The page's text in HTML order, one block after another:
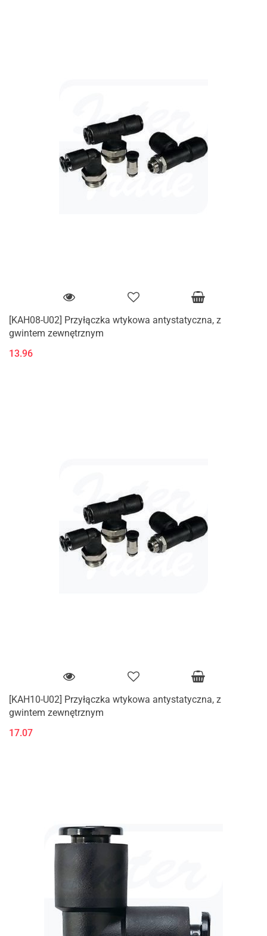
[KAH08-U02] Przyłączka wtykowa antystatyczna, z
gwintem zewnętrznym
13.96
[KAH10-U02] Przyłączka wtykowa antystatyczna, z
gwintem zewnętrznym
17.07